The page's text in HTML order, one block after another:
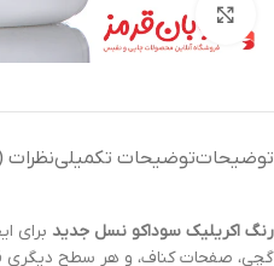
بزرگنمایی تصویر
توضیحاتتوضیحات تکمیلینظرات
رنگ‌ اکریلیک سوداکو نسل جدید برای